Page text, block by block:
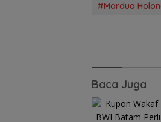
#Mardua
Baca Juga